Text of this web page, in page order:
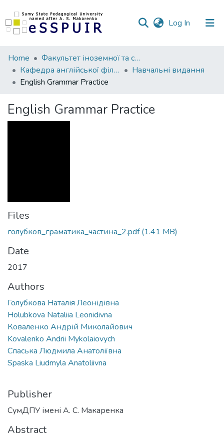
Log In (current)
Communities
&
Collections
Home
Факультет іноземної та слов’янської філології
Кафедра англійської філології та лінгводидактики
Навчальні видання
English Grammar Practice
English Grammar Practice
Files
голубков_граматика_частина_2.pdf(1.41 MB)
Date
2017
Authors
Голубкова Наталія Леонідівна
Holubkova Nataliia Leonidivna
Коваленко Андрій Миколайович
Kovalenko Andrii Mykolaiovych
Спаська Людмила Анатоліївна
Spaska Liudmyla Anatoliivna
Publisher
СумДПУ імені А. С. Макаренка
Abstract